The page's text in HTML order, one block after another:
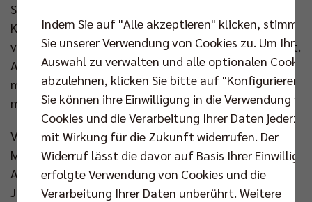
Simon Plaskie. Und, wie war’s? „Anstrengend“, sagt
Krick grinsend, „man fühlt sich besser, wenn es
vorbei ist.“ Jeden Tag braucht er diese Quälerei nicht.
Aber es geht Richtung Pokalfinale. Und da will er, da
muss er topfit sein. Denn da will er unbedingt
mitspielen.
Vergangenes Jahr gegen Herrsching holte der 2,13
Meter große Mittelblocker in der Mannheimer SAP
Arena den Cup mit den BR Volleys. Es war im neunten
Jahr als Profi, nach Stationen in Frankfurt, Cisterna
Indem Sie auf "Alle akzeptieren" klicken, stimmen
Sie unserer Verwendung von Cookies zu. Um Ihre
Auswahl zu verwalten und alle optionalen Cookies
abzulehnen, klicken Sie bitte auf "Konfigurieren".
Sie können ihre Einwilligung in die Verwendung
Cookies und die Verarbeitung Ihrer Daten
mit Wirkung für die Zukunft widerrufen. Der
Widerruf lässt die davor auf Basis Ihrer
erfolgte Verwendung von Cookies und die
Verarbeitung Ihrer Daten unberührt. Weitere